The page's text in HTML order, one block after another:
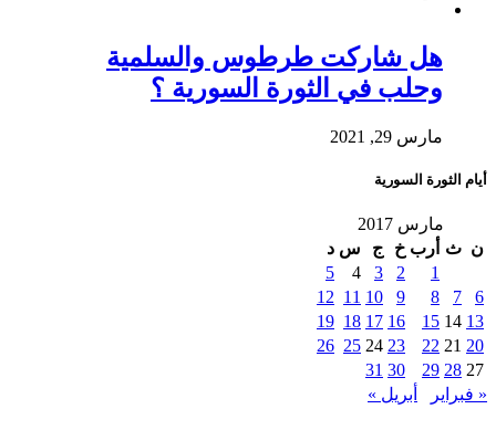
هل شاركت طرطوس والسلمية
وحلب في الثورة السورية ؟
مارس 29, 2021
أيام الثورة السورية
مارس 2017
ن ث أرب خ ج س د
1
2
3
4
5
6
7
8
9
10
11
12
13
14
15
16
17
18
19
20
21
22
23
24
25
26
27
28
29
30
31
« فبراير
أبريل »